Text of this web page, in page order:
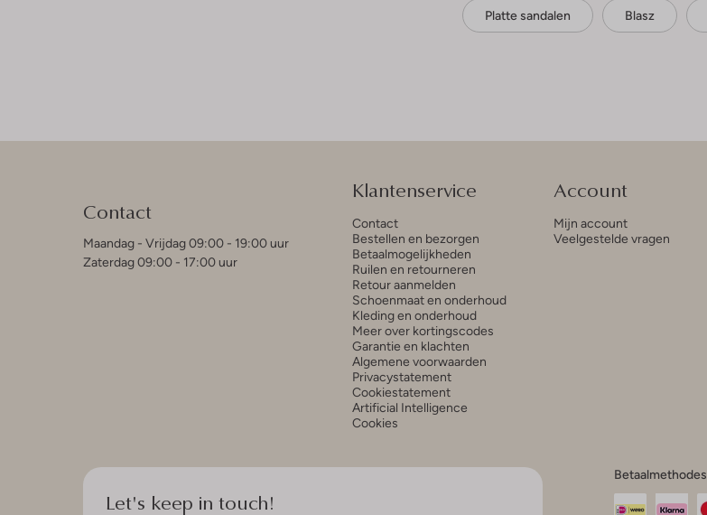
Platte sandalen Blasz
Contact
Maandag - Vrijdag 09:00 - 19:00 uur
Zaterdag 09:00 - 17:00 uur
Klantenservice
Contact
Bestellen en bezorgen
Betaalmogelijkheden
Ruilen en retourneren
Retour aanmelden
Schoenmaat en onderhoud
Kleding en onderhoud
Meer over kortingscodes
Garantie en klachten
Algemene voorwaarden
Privacystatement
Cookiestatement
Artificial Intelligence
Cookies
Account
Mijn account
Veelgestelde vragen
Let's keep in touch!
Betaalmethodes